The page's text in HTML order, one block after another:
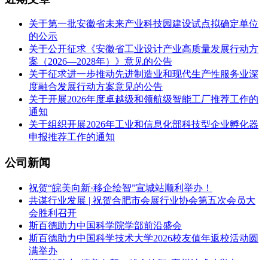
关于第一批安徽省未来产业科技园建设试点拟确定单位
的公示
关于公开征求《安徽省工业设计产业高质量发展行动方
案（2026—2028年）》意见的公告
关于征求进一步推动先进制造业和现代生产性服务业深
度融合发展行动方案意见的公告
关于开展2026年度卓越级和领航级智能工厂推荐工作的
通知
关于组织开展2026年工业和信息化部科技型企业孵化器
申报推荐工作的通知
公司新闻
祝贺“皖美向新·移企绘智”宣城站顺利举办！
共谋行业发展 | 祝贺合肥市会展行业协会第五次会员大
会胜利召开
斯百德助力中国科学院学部前沿盛会
斯百德助力中国科学技术大学2026校友值年返校活动圆
满举办